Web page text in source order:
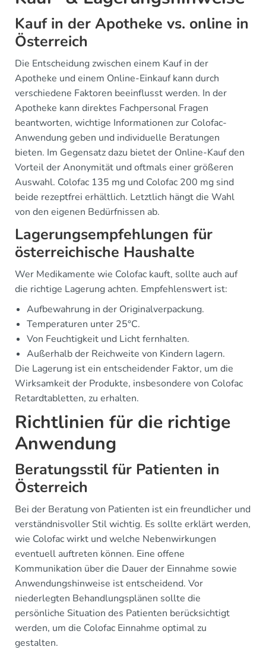
Kauf in der Apotheke vs. online in
Österreich
Die Entscheidung zwischen einem Kauf in der
Apotheke und einem Online-Einkauf kann durch
verschiedene Faktoren beeinflusst werden. In der
Apotheke kann direktes Fachpersonal Fragen
beantworten, wichtige Informationen zur Colofac-
Anwendung geben und individuelle Beratungen
bieten. Im Gegensatz dazu bietet der Online-Kauf den
Vorteil der Anonymität und oftmals einer größeren
Auswahl. Colofac 135 mg und Colofac 200 mg sind
beide rezeptfrei erhältlich. Letztlich hängt die Wahl
von den eigenen Bedürfnissen ab.
Lagerungsempfehlungen für
österreichische Haushalte
Wer Medikamente wie Colofac kauft, sollte auch auf
die richtige Lagerung achten. Empfehlenswert ist:
Aufbewahrung in der Originalverpackung.
Temperaturen unter 25°C.
Von Feuchtigkeit und Licht fernhalten.
Außerhalb der Reichweite von Kindern lagern.
Die Lagerung ist ein entscheidender Faktor, um die
Wirksamkeit der Produkte, insbesondere von Colofac
Retardtabletten, zu erhalten.
Richtlinien für die richtige
Anwendung
Beratungsstil für Patienten in
Österreich
Bei der Beratung von Patienten ist ein freundlicher und
verständnisvoller Stil wichtig. Es sollte erklärt werden,
wie Colofac wirkt und welche Nebenwirkungen
eventuell auftreten können. Eine offene
Kommunikation über die Dauer der Einnahme sowie
Anwendungshinweise ist entscheidend. Vor
niederlegten Behandlungsplänen sollte die
persönliche Situation des Patienten berücksichtigt
werden, um die Colofac Einnahme optimal zu
gestalten.